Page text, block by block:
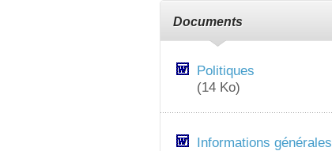
Documents
Politiques
(14 Ko)
Informations générales